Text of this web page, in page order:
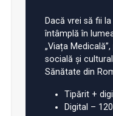
Dacă vrei să fii
întâmplă în
„Viața
socială și
Sănătate din
Tipărit +
Digital –